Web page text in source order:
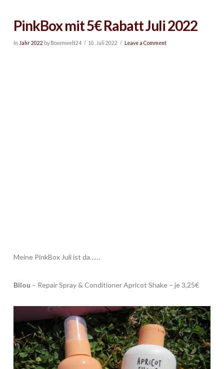
PinkBox mit 5€ Rabatt Juli 2022
In Jahr 2022 by Boxenwelt24 10. Juli 2022 Leave a Comment
Meine PinkBox Juli ist da……
Bilou – Repair Spray & Conditioner Apricot Shake – je 3,25€